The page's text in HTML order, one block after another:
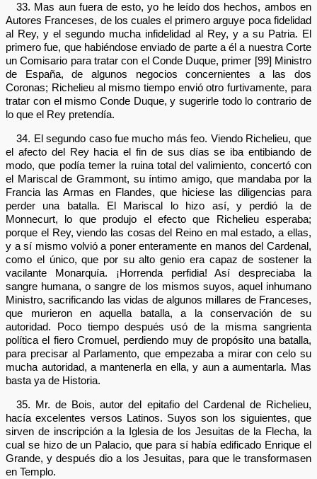
33. Mas aun fuera de esto, yo he leído dos hechos, ambos en
Autores Franceses, de los cuales el primero arguye poca fidelidad
al Rey, y el segundo mucha infidelidad al Rey, y a su Patria. El
primero fue, que habiéndose enviado de parte a él a nuestra Corte
un Comisario para tratar con el Conde Duque, primer [99] Ministro
de España, de algunos negocios concernientes a las dos
Coronas; Richelieu al mismo tiempo envió otro furtivamente, para
tratar con el mismo Conde Duque, y sugerirle todo lo contrario de
lo que el Rey pretendía.
34. El segundo caso fue mucho más feo. Viendo Richelieu, que
el afecto del Rey hacia el fin de sus días se iba entibiando de
modo, que podía temer la ruina total del valimiento, concertó con
el Mariscal de Grammont, su íntimo amigo, que mandaba por la
Francia las Armas en Flandes, que hiciese las diligencias para
perder una batalla. El Mariscal lo hizo así, y perdió la de
Monnecurt, lo que produjo el efecto que Richelieu esperaba;
porque el Rey, viendo las cosas del Reino en mal estado, a ellas,
y a sí mismo volvió a poner enteramente en manos del Cardenal,
como el único, que por su alto genio era capaz de sostener la
vacilante Monarquía. ¡Horrenda perfidia! Así despreciaba la
sangre humana, o sangre de los mismos suyos, aquel inhumano
Ministro, sacrificando las vidas de algunos millares de Franceses,
que murieron en aquella batalla, a la conservación de su
autoridad. Poco tiempo después usó de la misma sangrienta
política el fiero Cromuel, perdiendo muy de propósito una batalla,
para precisar al Parlamento, que empezaba a mirar con celo su
mucha autoridad, a mantenerla en ella, y aun a aumentarla. Mas
basta ya de Historia.
35. Mr. de Bois, autor del epitafio del Cardenal de Richelieu,
hacía excelentes versos Latinos. Suyos son los siguientes, que
sirven de inscripción a la Iglesia de los Jesuitas de la Flecha, la
cual se hizo de un Palacio, que para sí había edificado Enrique el
Grande, y después dio a los Jesuitas, para que le transformasen
en Templo.